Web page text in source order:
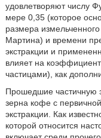
удовлетворяют числу
мере 0,35 (которое
размера
Мартина) и времени
экстракции и
влияет на
частицами), как
Прошедшие частичную
зерна кофе с
экстракции. Как
которой относится